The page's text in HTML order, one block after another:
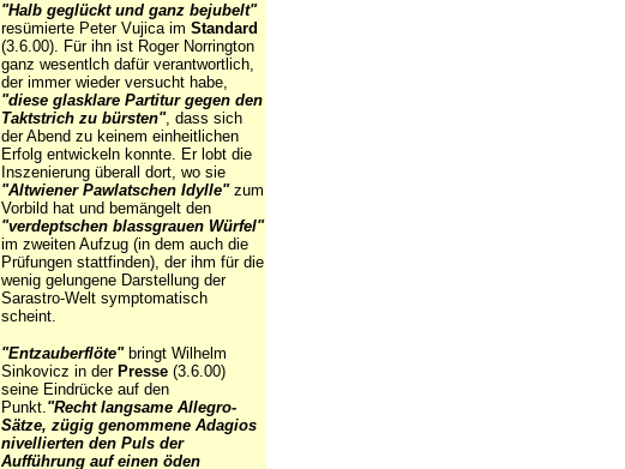
"Halb geglückt und ganz bejubelt"
resümierte Peter Vujica im Standard
(3.6.00). Für ihn ist Roger Norrington
ganz wesentlch dafür verantwortlich,
der immer wieder versucht habe,
"diese glasklare Partitur gegen den
Taktstrich zu bürsten", dass sich
der Abend zu keinem einheitlichen
Erfolg entwickeln konnte. Er lobt die
Inszenierung überall dort, wo sie
"Altwiener Pawlatschen Idylle"zum
Vorbild hat und bemängelt den
"verdeptschen blassgrauen Würfel"
im zweiten Aufzug (in dem auch die
Prüfungen stattfinden), der ihm für die
wenig gelungene Darstellung der
Sarastro-Welt symptomatisch
scheint.
"Entzauberflöte"bringt Wilhelm
Sinkovicz in der Presse (3.6.00)
seine Eindrücke auf den
Punkt."Recht langsame Allegro-
Sätze, zügig genommene Adagios
nivellierten den Puls der
Aufführung auf einen öden